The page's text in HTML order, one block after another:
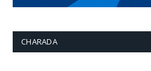
CHARADA